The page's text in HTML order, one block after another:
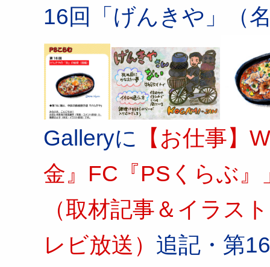
16回「げんきや」（
Galleryに 【お仕事】
金』FC『PSくらぶ
（取材記事＆イラス
レビ放送） 追記・第